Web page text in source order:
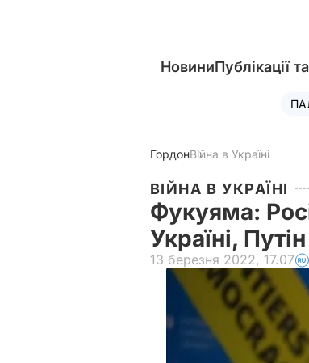
НовиниПублікації
ГордонВійна в Україні
ВІЙНА В УКРАЇНІ
Фукуяма:
Україні,
13 березня 2022, 17.07